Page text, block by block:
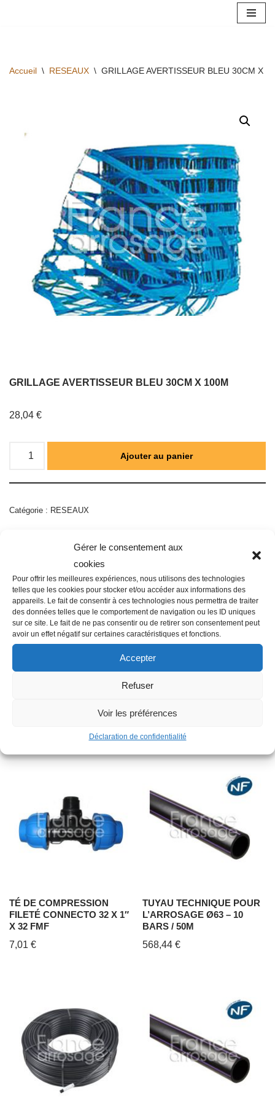
Gérer le consentement aux
cookies
Pour offrir les meilleures expériences, nous utilisons des technologies
telles que les cookies pour stocker et/ou accéder aux informations des
appareils. Le fait de consentir à ces technologies nous permettra de traiter
des données telles que le comportement de navigation ou les ID uniques
sur ce site. Le fait de ne pas consentir ou de retirer son consentement peut
avoir un effet négatif sur certaines caractéristiques et fonctions.
Accepter
Refuser
Voir les préférences
Déclaration de confidentialité
contenu
Accueil \ RESEAUX \ GRILLAGE AVERTISSEUR BLEU 30CM X
GRILLAGE AVERTISSEUR BLEU 30CM X 100M
28,04 €
Ajouter au panier
Catégorie : RESEAUX
Description
Famille : C04B
Couleur : Bleu
Largeur en cm : 30
Type : Grillage avertisseur
Produits similaires
TÉ DE COMPRESSION
FILETÉ CONNECTO 32 X 1″
X 32 FMF
7,01 €
TUYAU TECHNIQUE POUR
L’ARROSAGE Ø63 – 10
BARS / 50M
568,44€